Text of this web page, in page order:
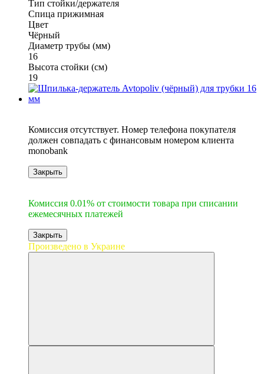
Тип стойки/держателя
Спица прижимная
Цвет
Чёрный
Диаметр трубы (мм)
16
Высота стойки (см)
19
Комиссия отсутствует. Номер телефона покупателя
должен совпадать с финансовым номером клиента
monobank
Закрыть
Комиссия 0.01% от стоимости товара при списании
ежемесячных платежей
Закрыть
Произведено в Украине